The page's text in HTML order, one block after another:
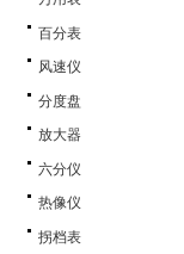
百分表
风速仪
分度盘
放大器
六分仪
热像仪
拐档表